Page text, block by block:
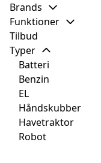
Brands
Funktioner
Tilbud
Typer
Batteri
Benzin
EL
Håndskubber
Havetraktor
Robot